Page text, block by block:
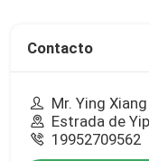
Contacto
Mr. Ying Xiang
Estrada de
19952709562